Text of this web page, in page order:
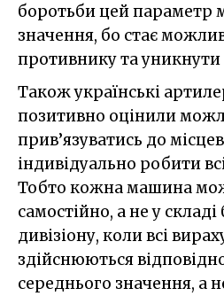
боротьби цей параметр
значення, бо стає
противнику та уникнути
Також українські
позитивно оцінили
прив’язуватись до
індивідуально робити
Тобто кожна машина
самостійно, а не у складі
дивізіону, коли всі
здійснюються
середнього значення, а